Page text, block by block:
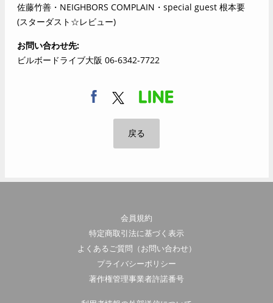
佐藤竹善・NEIGHBORS COMPLAIN・special guest 根本要
(スターダスト☆レビュー)
お問い合わせ先
ビルボードライブ大阪 06-6342-7722
戻る
会員規約
特定商取引法に基づく表示
よくあるご質問（お問い合わせ）
プライバシーポリシー
著作権管理事業者許諾番号